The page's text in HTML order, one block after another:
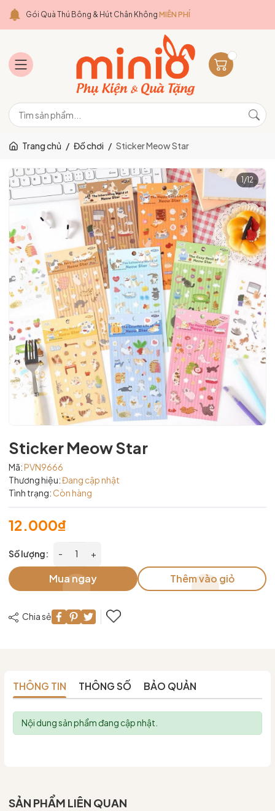
Gói Quà Thú Bông & Hút Chân Không MIỄN PHÍ
Trang chủ / Đồ chơi / Sticker Meow Star
1/12
Sticker Meow Star
Mã:PVN9666
Thương hiệu:Đang cập nhật
Tình trạng:Còn hàng
12.000₫
Số lượng: - +
Mua ngay Thêm vào giỏ
Chia sẻ
THÔNG TIN THÔNG SỐ BẢO QUẢN
Nội dung sản phẩm đang cập nhật.
SẢN PHẨM LIÊN QUAN